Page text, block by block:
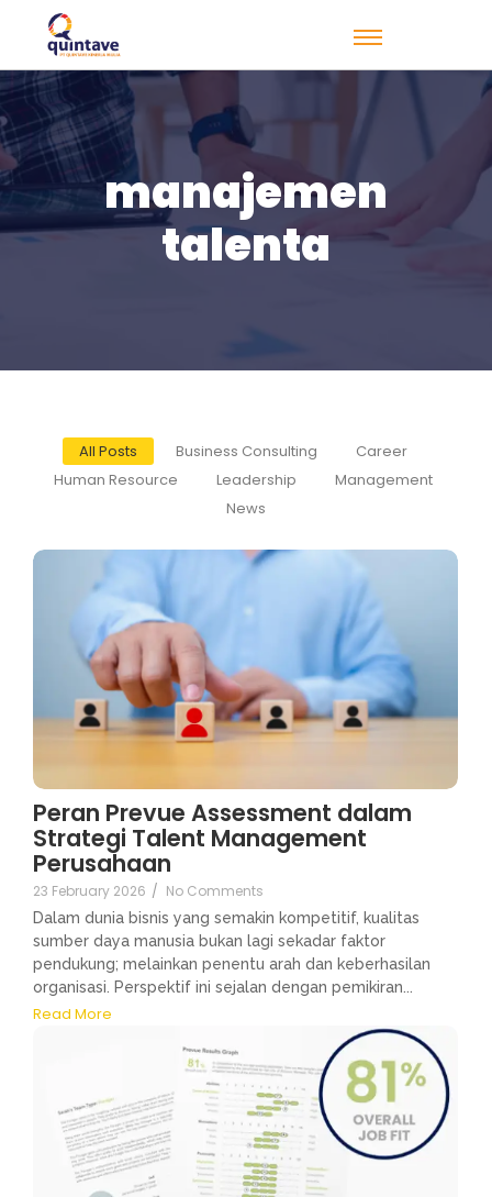
manajemen
talenta
All Posts Business Consulting
Career
Human Resource
Leadership
Management
News
Peran Prevue Assessment dalam
Strategi Talent Management
Perusahaan
23 February 2026 / No Comments
Dalam dunia bisnis yang semakin kompetitif, kualitas
sumber daya manusia bukan lagi sekadar faktor
pendukung; melainkan penentu arah dan keberhasilan
organisasi. Perspektif ini sejalan dengan pemikiran...
Read More